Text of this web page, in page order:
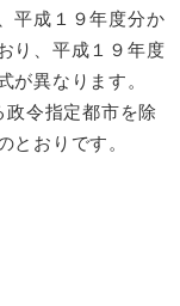
平成１９年度分か
り、平成１９年度
が異なります。
令指定都市を除
とおりです。